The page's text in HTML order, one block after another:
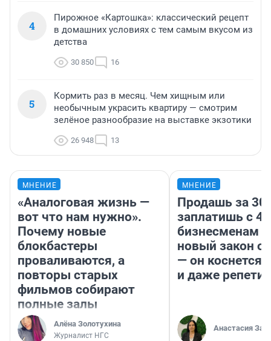
4
Пирожное «Картошка»: классический рецепт
в домашних условиях с тем самым вкусом из
детства
30 850 16
5
Кормить раз в месяц. Чем хищным или
необычным украсить квартиру — смотрим
зелёное разнообразие на выставке экзотики
26 948 13
МНЕНИЕ
«Аналоговая жизнь —
вот что нам нужно».
Почему новые
блокбастеры
проваливаются, а
повторы старых
фильмов собирают
полные залы
Алёна Золотухина
Журналист НГС
МНЕНИЕ
Продашь за
заплатишь с
бизнесменам
новый закон о
— он коснется
и даже
Анастасия